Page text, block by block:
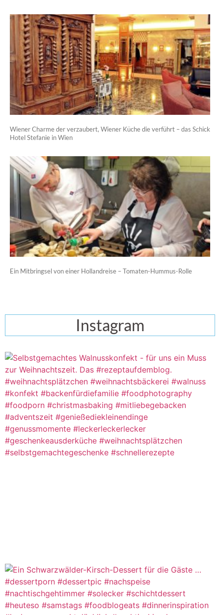
Wiener Charme der verzaubert, Wiener Küche die verführt – das Schick
Hotel Stefanie in Wien
Ein Mitbringsel von einer Hollandreise – Tomaten-Hummus-Rolle
Instagram